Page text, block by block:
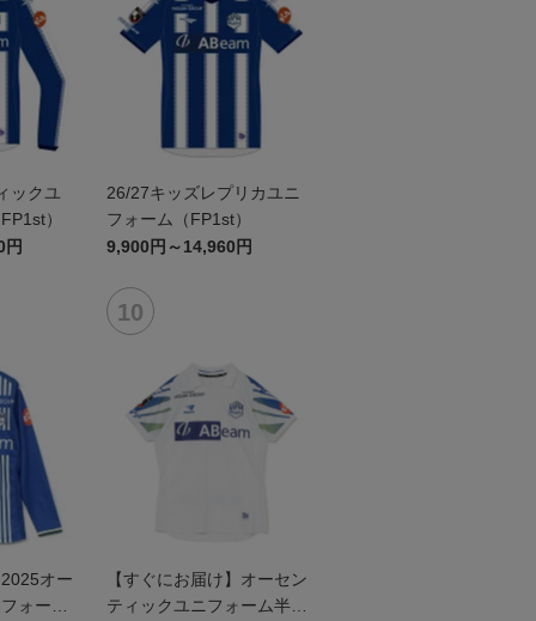
ックユ
）
円
26/27キッズレプリカユニ
フォーム（FP1st）
9,900円～14,960円
オー
ォーム
【すぐにお届け】オーセン
ティックユニフォーム半袖